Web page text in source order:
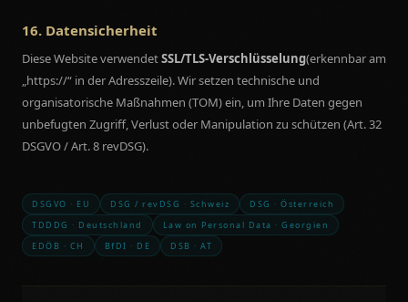
16. Datensicherheit
Diese Website verwendetSSL/TLS-Verschlüsselung(erkennbar am
„https://“ in der Adresszeile). Wir setzen technische und
organisatorische Maßnahmen (TOM) ein, um Ihre Daten gegen
unbefugten Zugriff, Verlust oder Manipulation zu schützen (Art. 32
DSGVO / Art. 8 revDSG).
DSGVO · EU DSG / revDSG · Schweiz
DSG · Österreich
TDDDG · Deutschland
Law on Personal Data · Georgien
EDÖB · CH
BfDI · DE DSB · AT